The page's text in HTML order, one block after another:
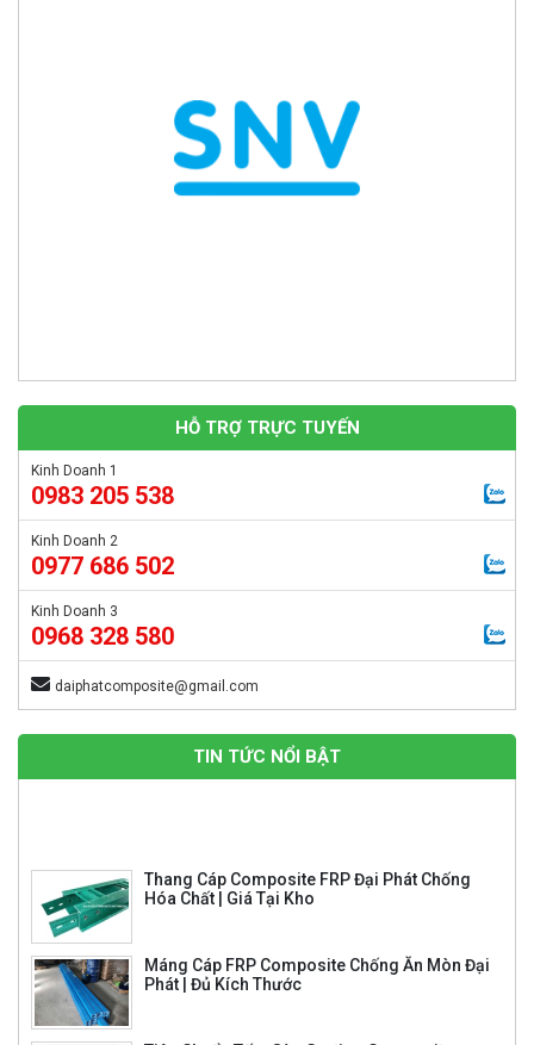
Giá: Liên hệ
Bọc phủ nền bê tông nhà xưởng
Giá: Liên hệ
Giá: Liên hệ
HỖ TRỢ TRỰC TUYẾN
Kinh Doanh 1
0983 205 538
Kinh Doanh 2
0977 686 502
Kinh Doanh 3
0968 328 580
daiphatcomposite@gmail.com
TIN TỨC NỔI BẬT
Máng Cáp FRP Composite Chống Ăn Mòn Đại
Tiêu Chuẩn Tấm Sàn Grating Composite